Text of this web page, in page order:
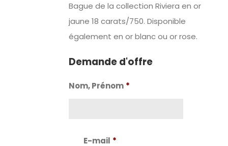
Bague de la collection Riviera en or
jaune 18 carats/750. Disponible
également en or blanc ou or rose.
Demande d'offre
Nom, Prénom *
E-mail *